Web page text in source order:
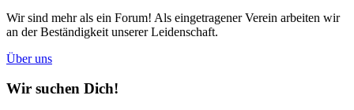
Wir sind mehr als ein Forum! Als eingetragener Verein arbeiten wir
an der Beständigkeit unserer Leidenschaft.
Über uns
Wir suchen Dich!